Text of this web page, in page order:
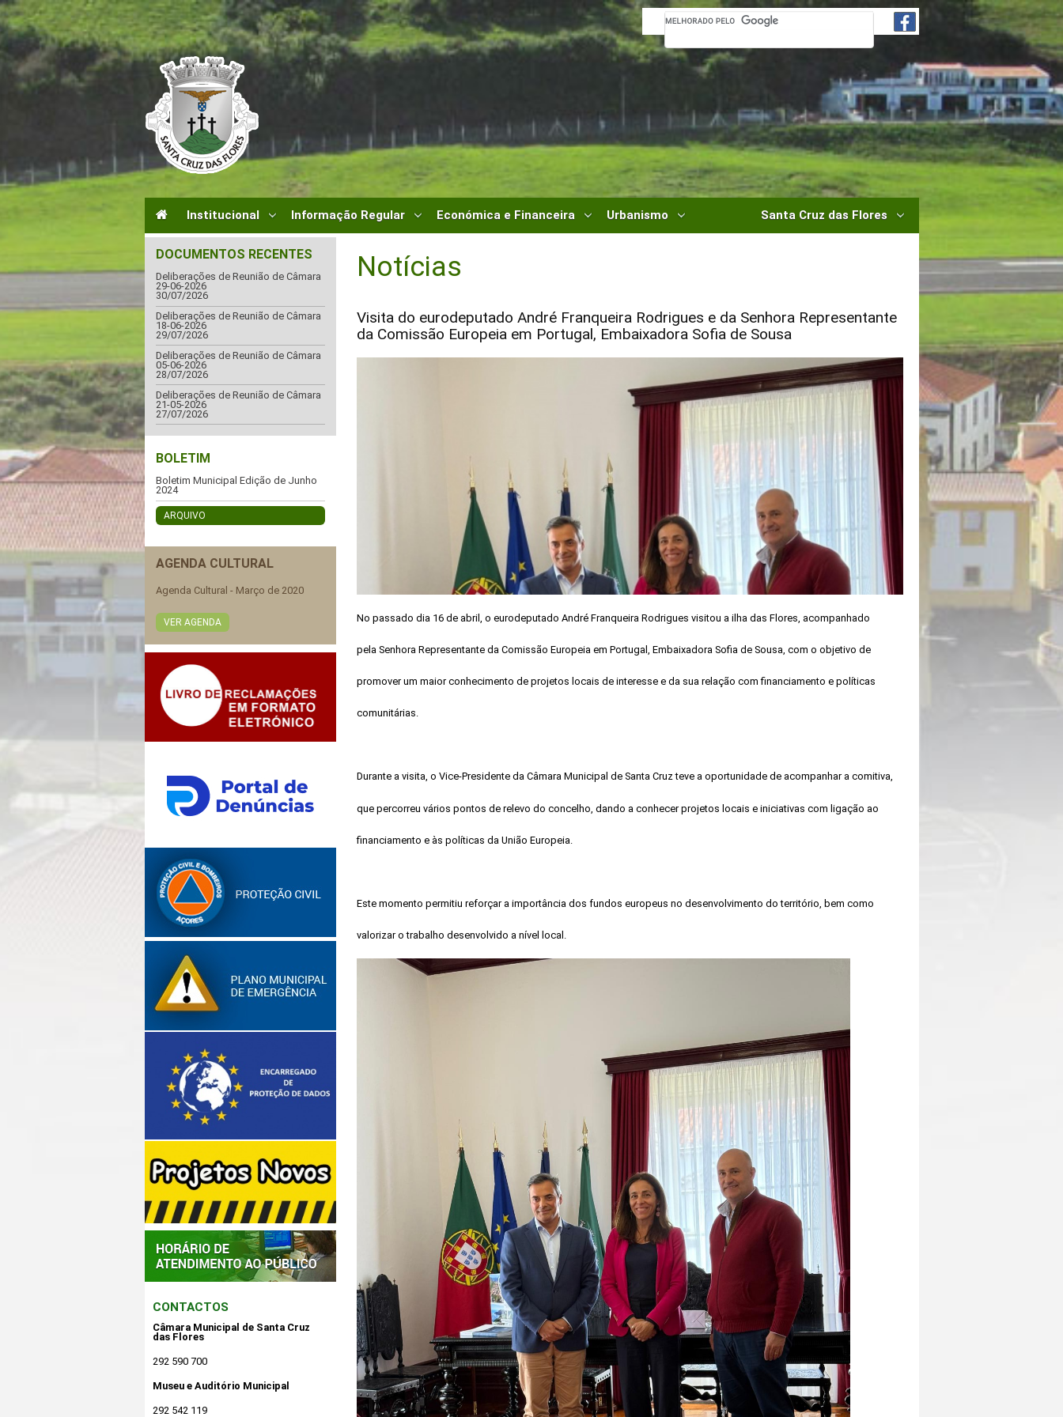
Institucional Informação Regular Económica e Financeira Urbanismo Santa Cruz das Flores
DOCUMENTOS RECENTES
Deliberações de Reunião de Câmara
29-06-2026
30/07/2026
Deliberações de Reunião de Câmara
18-06-2026
29/07/2026
Deliberações de Reunião de Câmara
05-06-2026
28/07/2026
Deliberações de Reunião de Câmara
21-05-2026
27/07/2026
BOLETIM
Boletim Municipal Edição de Junho
2024
ARQUIVO
AGENDA CULTURAL
Agenda Cultural - Março de 2020
VER AGENDA
CONTACTOS
Câmara Municipal de Santa Cruz
das Flores
292 590 700
Museu e Auditório Municipal
292 542 119
Notícias
Visita do eurodeputado André Franqueira Rodrigues e da Senhora Representante
da Comissão Europeia em Portugal, Embaixadora Sofia de Sousa
No passado dia 16 de abril, o eurodeputado André Franqueira Rodrigues visitou a ilha das Flores, acompanhado
pela Senhora Representante da Comissão Europeia em Portugal, Embaixadora Sofia de Sousa, com o objetivo de
promover um maior conhecimento de projetos locais de interesse e da sua relação com financiamento e políticas
comunitárias.
Durante a visita, o Vice-Presidente da Câmara Municipal de Santa Cruz teve a oportunidade de acompanhar a comitiva,
que percorreu vários pontos de relevo do concelho, dando a conhecer projetos locais e iniciativas com ligação ao
financiamento e às políticas da União Europeia.
Este momento permitiu reforçar a importância dos fundos europeus no desenvolvimento do território, bem como
valorizar o trabalho desenvolvido a nível local.